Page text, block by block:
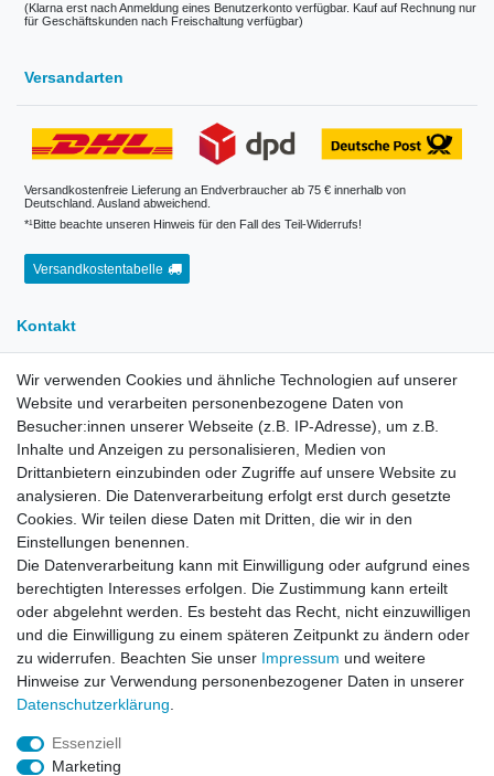
(Klarna erst nach Anmeldung eines Benutzerkonto verfügbar. Kauf auf Rechnung nur
für Geschäftskunden nach Freischaltung verfügbar)
Versandarten
Versandkostenfreie Lieferung an Endverbraucher ab 75 € innerhalb von
Deutschland. Ausland abweichend.
*¹Bitte beachte unseren Hinweis für den Fall des Teil-Widerrufs!
Versandkostentabelle
Kontakt
E-Mail:info[at]kreativplotter.de
Telefon:0202-87063640
Öffnungszeiten:
Montag bis Freitag von 8.30 - 15.30 Uhr
Kontaktformular
Informationen
Registrieren
Widerrufsrecht
Datenschutzerklärung
AGB
Impressum
Wir verwenden Cookies und ähnliche Technologien auf unserer
Website und verarbeiten personenbezogene Daten von
Besucher:innen unserer Webseite (z.B. IP-Adresse), um z.B.
Inhalte und Anzeigen zu personalisieren, Medien von
Drittanbietern einzubinden oder Zugriffe auf unsere Website zu
analysieren. Die Datenverarbeitung erfolgt erst durch gesetzte
Cookies. Wir teilen diese Daten mit Dritten, die wir in den
Einstellungen benennen.
Die Datenverarbeitung kann mit Einwilligung oder aufgrund eines
berechtigten Interesses erfolgen. Die Zustimmung kann erteilt
oder abgelehnt werden. Es besteht das Recht, nicht einzuwilligen
und die Einwilligung zu einem späteren Zeitpunkt zu ändern oder
zu widerrufen. Beachten Sie unser Impressum und weitere
Hinweise zur Verwendung personenbezogener Daten in unserer
Daten­schutz­erklärung
Essenziell
Marketing